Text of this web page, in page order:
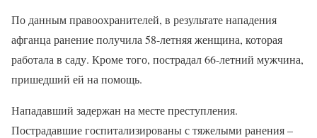
По данным правоохранителей, в результате нападения
афганца ранение получила 58-летняя женщина, которая
работала в саду. Кроме того, пострадал 66-летний мужчина,
пришедший ей на помощь.
Нападавший задержан на месте преступления.
Пострадавшие госпитализированы с тяжелыми ранения –